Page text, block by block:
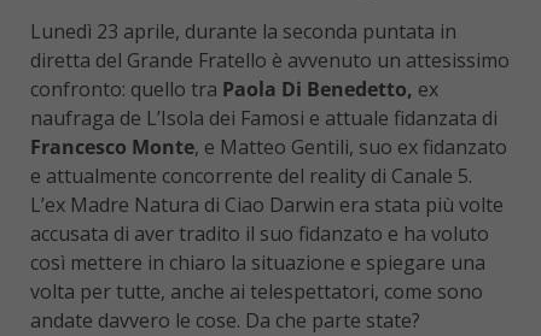
Lunedì 23 aprile, durante la seconda puntata in
diretta del Grande Fratello è avvenuto un attesissimo
confronto: quello tra Paola Di Benedetto, ex
naufraga de L’Isola dei Famosi e attuale fidanzata di
Francesco Monte, e Matteo Gentili, suo ex fidanzato
e attualmente concorrente del reality di Canale 5.
L’ex Madre Natura di Ciao Darwin era stata più volte
accusata di aver tradito il suo fidanzato e ha voluto
così mettere in chiaro la situazione e spiegare una
volta per tutte, anche ai telespettatori, come sono
andate davvero le cose. Da che parte state?